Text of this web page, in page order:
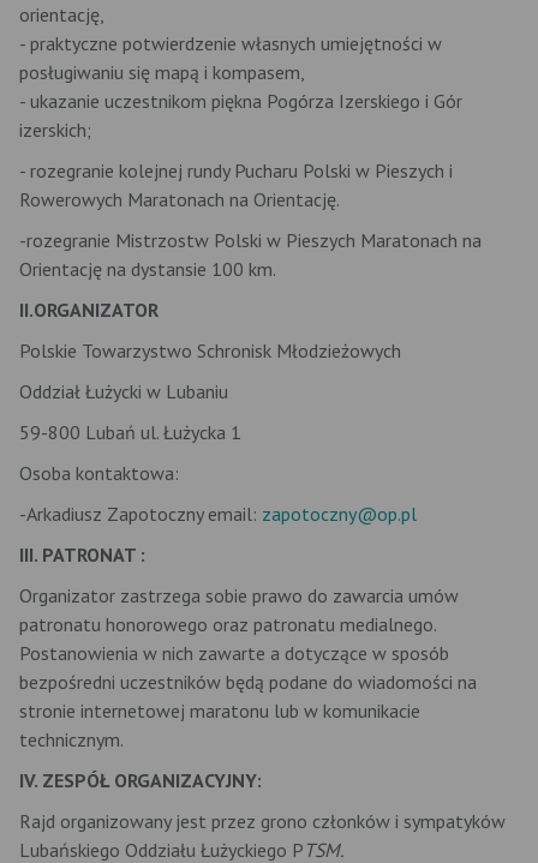
orientację,
- praktyczne potwierdzenie własnych umiejętności w
posługiwaniu się mapą i kompasem,
- ukazanie uczestnikom piękna Pogórza Izerskiego i Gór
izerskich;
- rozegranie kolejnej rundy Pucharu Polski w Pieszych i
Rowerowych Maratonach na Orientację.
-rozegranie Mistrzostw Polski w Pieszych Maratonach na
Orientację na dystansie 100 km.
II.ORGANIZATOR
Polskie Towarzystwo Schronisk Młodzieżowych
Oddział Łużycki w Lubaniu
59-800 Lubań ul. Łużycka 1
Osoba kontaktowa:
-Arkadiusz Zapotoczny email: zapotoczny@op.pl
III. PATRONAT :
Organizator zastrzega sobie prawo do zawarcia umów
patronatu honorowego oraz patronatu medialnego.
Postanowienia w nich zawarte a dotyczące w sposób
bezpośredni uczestników będą podane do wiadomości na
stronie internetowej maratonu lub w komunikacie
technicznym.
IV. ZESPÓŁ ORGANIZACYJNY:
Rajd organizowany jest przez grono członków i sympatyków
Lubańskiego Oddziału Łużyckiego P TSM.